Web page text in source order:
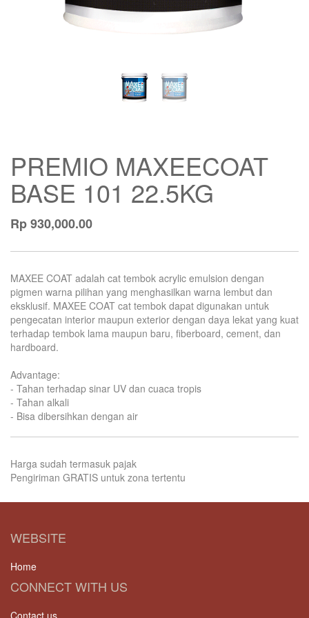
PREMIO MAXEECOAT
BASE 101 22.5KG
Rp930,000.00
MAXEE COAT adalah cat tembok acrylic emulsion dengan
pigmen warna pilihan yang menghasilkan warna lembut dan
eksklusif. MAXEE COAT cat tembok dapat digunakan untuk
pengecatan interior maupun exterior dengan daya lekat yang kuat
terhadap tembok lama maupun baru, fiberboard, cement, dan
hardboard.
Advantage:
- Tahan terhadap sinar UV dan cuaca tropis
- Tahan alkali
- Bisa dibersihkan dengan air
Harga sudah termasuk pajak
Pengiriman GRATIS untuk zona tertentu
WEBSITE
Home
CONNECT WITH US
Contact us